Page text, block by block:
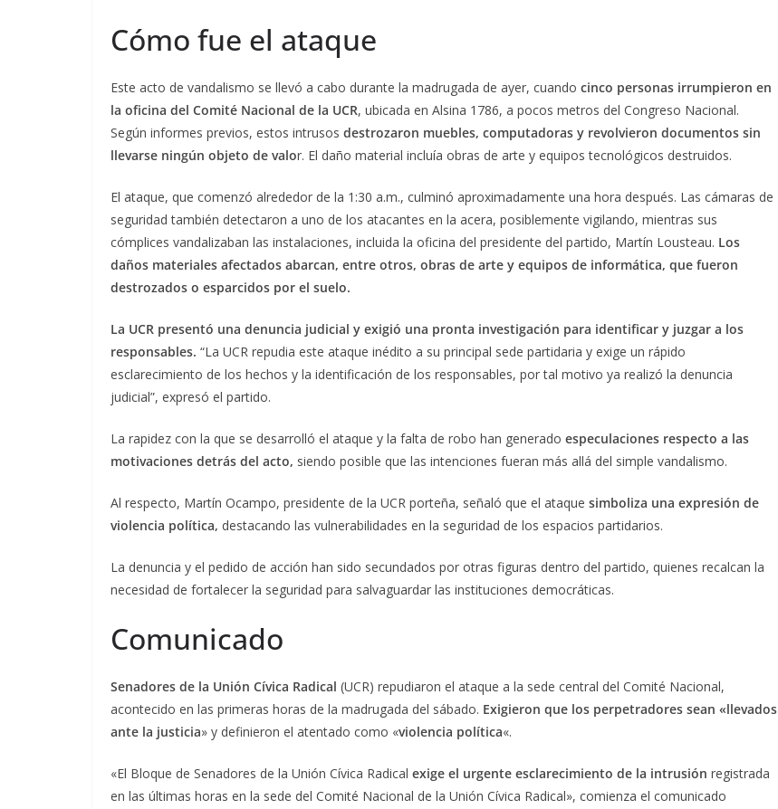
Cómo fue el ataque
Este acto de vandalismo se llevó a cabo durante la madrugada de ayer, cuando cinco personas irrumpieron en
la oficina del Comité Nacional de la UCR, ubicada en Alsina 1786, a pocos metros del Congreso Nacional.
Según informes previos, estos intrusos destrozaron muebles, computadoras y revolvieron documentos sin
llevarse ningún objeto de valor. El daño material incluía obras de arte y equipos tecnológicos destruidos.
El ataque, que comenzó alrededor de la 1:30 a.m., culminó aproximadamente una hora después. Las cámaras de
seguridad también detectaron a uno de los atacantes en la acera, posiblemente vigilando, mientras sus
cómplices vandalizaban las instalaciones, incluida la oficina del presidente del partido, Martín Lousteau. Los
daños materiales afectados abarcan, entre otros, obras de arte y equipos de informática, que fueron
destrozados o esparcidos por el suelo.
La UCR presentó una denuncia judicial y exigió una pronta investigación para identificar y juzgar a los
responsables. “La UCR repudia este ataque inédito a su principal sede partidaria y exige un rápido
esclarecimiento de los hechos y la identificación de los responsables, por tal motivo ya realizó la denuncia
judicial”, expresó el partido.
La rapidez con la que se desarrolló el ataque y la falta de robo han generado especulaciones respecto a las
motivaciones detrás del acto, siendo posible que las intenciones fueran más allá del simple vandalismo.
Al respecto, Martín Ocampo, presidente de la UCR porteña, señaló que el ataque simboliza una expresión de
violencia política, destacando las vulnerabilidades en la seguridad de los espacios partidarios.
La denuncia y el pedido de acción han sido secundados por otras figuras dentro del partido, quienes recalcan la
necesidad de fortalecer la seguridad para salvaguardar las instituciones democráticas.
Comunicado
Senadores de la Unión Cívica Radical (UCR) repudiaron el ataque a la sede central del Comité Nacional,
acontecido en las primeras horas de la madrugada del sábado. Exigieron que los perpetradores sean «llevados
ante la justicia» y definieron el atentado como «violencia política«.
«El Bloque de Senadores de la Unión Cívica Radical exige el urgente esclarecimiento de la intrusión registrada
en las últimas horas en la sede del Comité Nacional de la Unión Cívica Radical», comienza el comunicado